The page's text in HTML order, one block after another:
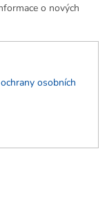
o nových
osobních